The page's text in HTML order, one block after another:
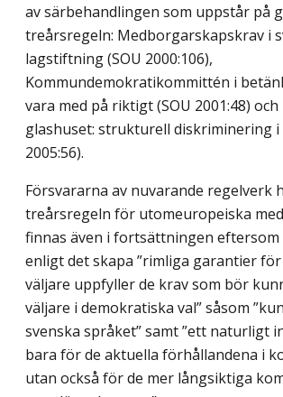
av särbehandlingen som uppstår på
treårsregeln: Medborgarskapskrav i
lagstiftning (SOU 2000:106),
Kommundemokratikommittén i
vara med på riktigt (SOU 2001:48)
glashuset: strukturell diskriminering i
2005:56).
Försvararna av nuvarande regelverk
treårsregeln för utomeuropeiska
finnas även i fortsättningen eftersom
enligt det skapa ”rimliga garantier
väljare uppfyller de krav som bör
väljare i demokratiska val” såsom
svenska språket” samt ”ett naturligt
bara för de aktuella förhållandena i
utan också för de mer långsiktiga